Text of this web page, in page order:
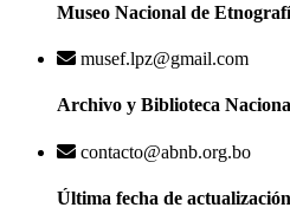
Museo Nacional de
musef.lpz@gmail.com
Archivo y Biblioteca
contacto@abnb.org.bo
Última fecha de actualización